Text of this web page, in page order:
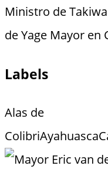
Ministro de
de Yage Mayor en
Labels
Alas de
ColibriAyahuasca